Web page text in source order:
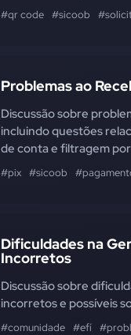
#qr code #sicoob
Problemas ao
Discussão sobre
incluindo questões
de conta e filtragem por
#pix #sicoob
Dificuldades na
Incorretos
Discussão sobre
incorretos e possíveis
#comunidade #efí